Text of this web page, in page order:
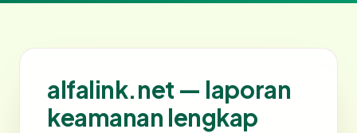
alfalink.net — laporan
keamanan lengkap